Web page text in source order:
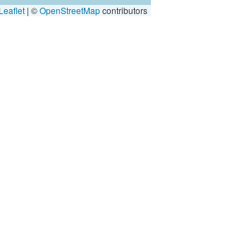
Leaflet | ©OpenStreetMapcontributors